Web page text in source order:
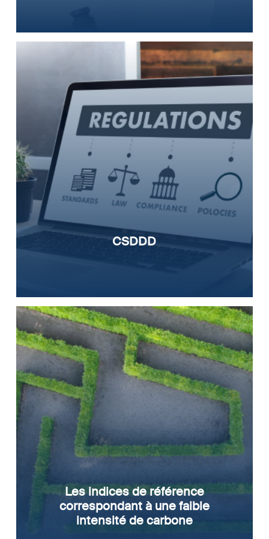
CSDDD
Les indices de référence
correspondant à une faible
intensité de carbone